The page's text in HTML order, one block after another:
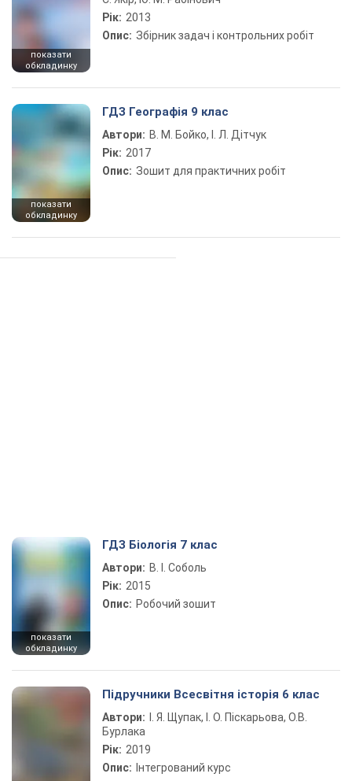
показати
обкладинку
Рік: 2013
Опис: Збірник задач і контрольних робіт
показати
обкладинку
ГДЗ Географія 9 клас
Автори: В. М. Бойко, І. Л. Дітчук
Рік: 2017
Опис: Зошит для практичних робіт
показати
обкладинку
ГДЗ Біологія 7 клас
Автори: В. І. Соболь
Рік: 2015
Опис: Робочий зошит
Підручники Всесвітня історія 6 клас
Автори:
І. Я. Щупак, І. О. Піскарьова, О.В.
Бурлака
Рік: 2019
Опис: Інтегрований курс